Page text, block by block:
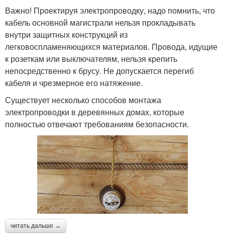
Важно! Проектируя электропроводку, надо помнить, что
кабель основной магистрали нельзя прокладывать
внутри защитных конструкций из
легковоспламеняющихся материалов. Провода, идущие
к розеткам или выключателям, нельзя крепить
непосредственно к брусу. Не допускается перегиб
кабеля и чрезмерное его натяжение.
Существует несколько способов монтажа
электропроводки в деревянных домах, которые
полностью отвечают требованиям безопасности.
читать дальше →